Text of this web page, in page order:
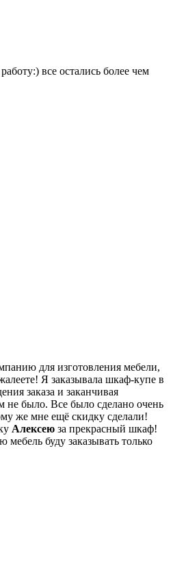
все остались более чем
для изготовления мебели,
Я заказывала шкаф-купе в
заказа и заканчивая
не было. Все было сделано очень
же мне ещё скидку сделали!
Алексею за прекрасный шкаф!
мебель буду заказывать только